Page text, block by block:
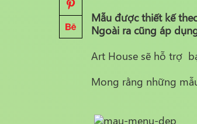
Mẫu được thiết kế
Ngoài ra cũng áp
Art House sẽ hỗ trợ
Mong rằng những